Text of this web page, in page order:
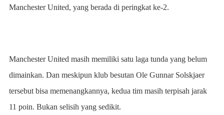
Manchester United, yang berada di peringkat ke-2.
Manchester United masih memiliki satu laga tunda yang belum
dimainkan. Dan meskipun klub besutan Ole Gunnar Solskjaer
tersebut bisa memenangkannya, kedua tim masih terpisah jarak
11 poin. Bukan selisih yang sedikit.